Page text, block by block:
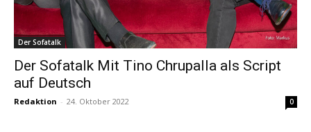
Der Sofatalk
Der Sofatalk Mit Tino Chrupalla als Script
auf Deutsch
Redaktion - 24. Oktober 2022 0